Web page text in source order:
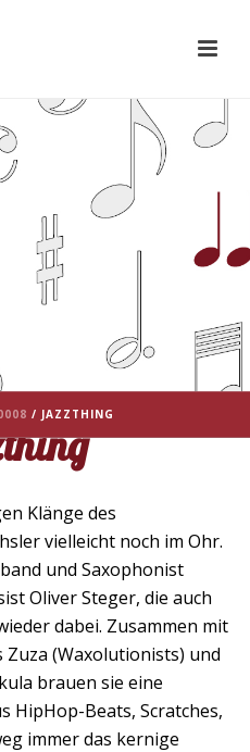
/ JAZZTHING
Klänge des
vielleicht noch im Ohr.
und Saxophonist
Oliver Steger, die auch
dabei. Zusammen mit
(Waxolutionists) und
brauen sie eine
HipHop-Beats, Scratches,
immer das kernige